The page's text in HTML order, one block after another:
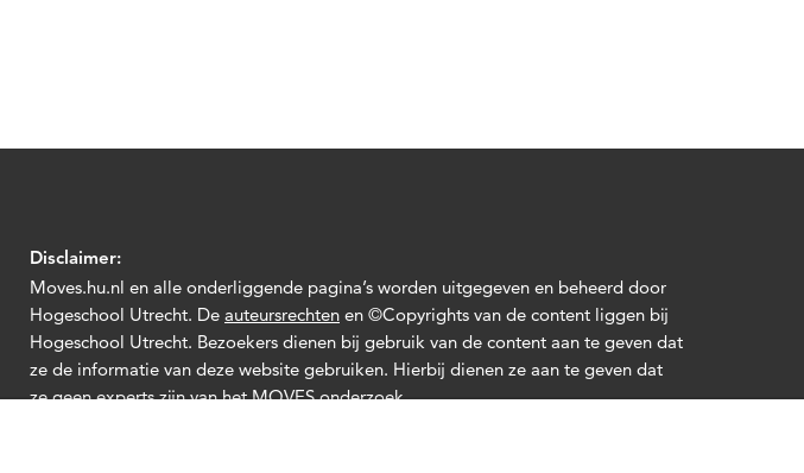
Disclaimer:
Moves.hu.nl en alle onderliggende pagina’s worden uitgegeven en beheerd door
Hogeschool Utrecht. De auteursrechten en ©Copyrights van de content liggen bij
Hogeschool Utrecht. Bezoekers dienen bij gebruik van de content aan te geven dat
ze de informatie van deze website gebruiken. Hierbij dienen ze aan te geven dat
ze geen experts zijn van het MOVES onderzoek.